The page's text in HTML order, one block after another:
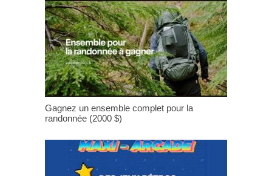
Gagnez un ensemble complet pour la
randonnée (2000 $)